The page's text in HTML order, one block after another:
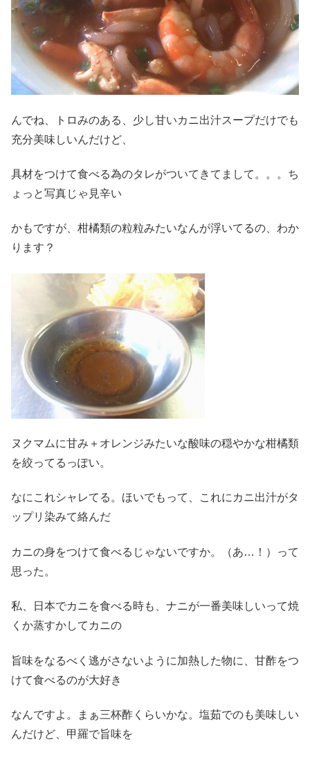
んでね、トロみのある、少し甘いカニ出汁スープだけでも
充分美味しいんだけど、
具材をつけて食べる為のタレがついてきてまして。。。ち
ょっと写真じゃ見辛い
かもですが、柑橘類の粒粒みたいなんが浮いてるの、わか
ります？
ヌクマムに甘み＋オレンジみたいな酸味の穏やかな柑橘類
を絞ってるっぽい。
なにこれシャレてる。ほいでもって、これにカニ出汁がタ
ップリ染みて絡んだ
カニの身をつけて食べるじゃないですか。（あ…！）って
思った。
私、日本でカニを食べる時も、ナニが一番美味しいって焼
くか蒸すかしてカニの
旨味をなるべく逃がさないように加熱した物に、甘酢をつ
けて食べるのが大好き
なんですよ。まぁ三杯酢くらいかな。塩茹でのも美味しい
んだけど、甲羅で旨味を